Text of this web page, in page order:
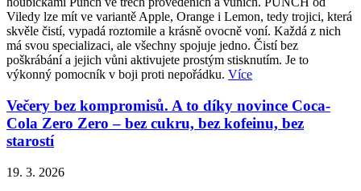
Viledy lze mít ve variantě Apple, Orange i Lemon, tedy trojici, která
skvěle čistí, vypadá roztomile a krásně ovocně voní. Každá z nich
má svou specializaci, ale všechny spojuje jedno. Čistí bez
poškrábání a jejich vůni aktivujete prostým stisknutím. Je to
výkonný pomocník v boji proti nepořádku. Více
Večery bez kompromisů. A to díky novince Coca-
Cola Zero Zero – bez cukru, bez kofeinu, bez
starostí
19. 3. 2026